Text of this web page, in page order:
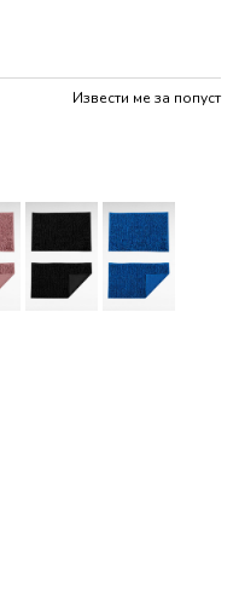
Извести ме за попуст